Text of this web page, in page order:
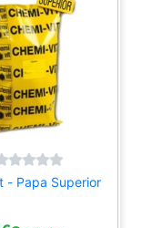
- Papa Superior